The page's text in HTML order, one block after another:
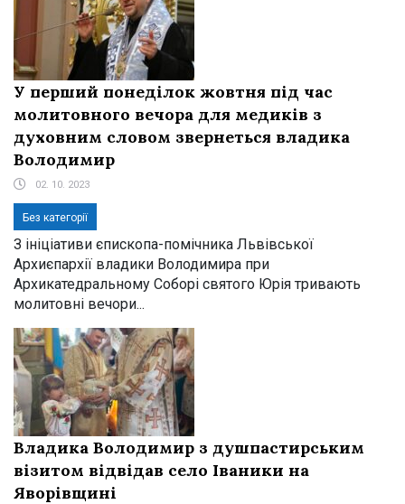
У перший понеділок жовтня під час
молитовного вечора для медиків з
духовним словом звернеться владика
Володимир
02. 10. 2023
Без категорії
З ініціативи єпископа-помічника Львівської
Архиєпархії владики Володимира при
Архикатедральному Соборі святого Юрія тривають
молитовні вечори...
Владика Володимир з душпастирським
візитом відвідав село Іваники на
Яворівщині